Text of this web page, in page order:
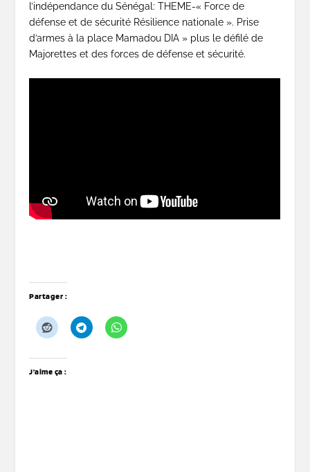
l’indépendance du Sénégal: THEME-« Force de
défense et de sécurité Résilience nationale ». Prise
d’armes à la place Mamadou DIA » plus le défilé de
Majorettes et des forces de défense et sécurité.
Partager :
J’aime ça :